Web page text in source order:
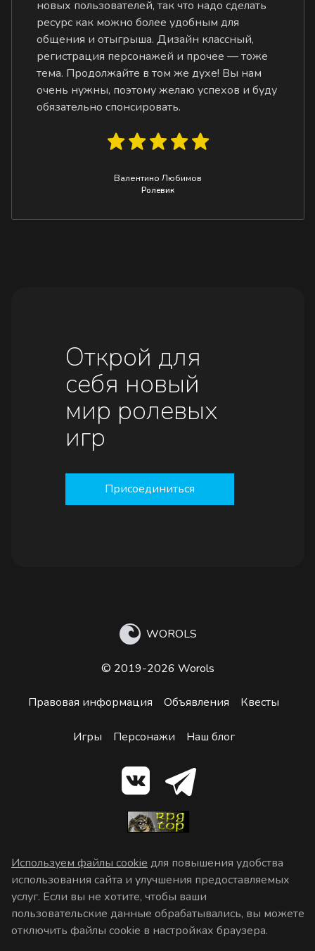
новых пользователей, так что надо сделать
ресурс как можно более удобным для
общения и отыгрыша. Дизайн классный,
регистрация персонажей и прочее — тоже
тема. Продолжайте в том же духе! Вы нам
очень нужны, поэтому желаю успехов и буду
обязательно спонсировать.
Валентино Любимов
Ролевик
Открой для
себя новый
мир ролевых
игр
Присоединиться
WOROLS
© 2019-2026 Worols
Правовая информация Объявления Квесты
Игры Персонажи Наш блог
Используем файлы cookie для повышения удобства
использования сайта и улучшения предоставляемых
услуг. Если вы не хотите, чтобы ваши
пользовательские данные обрабатывались, вы можете
отключить файлы cookie в настройках браузера.